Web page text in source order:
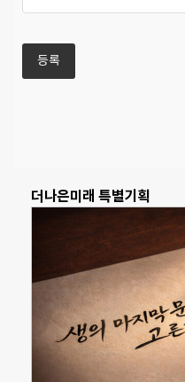
더나은미래 특별기획